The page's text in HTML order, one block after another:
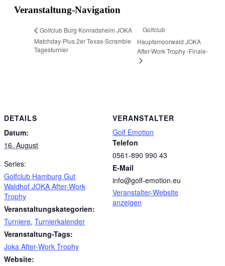
Veranstaltung-Navigation
Golfclub Burg Konradsheim JOKA
Matchday-Plus 2er Texas-Scramble
Tagesturnier
Golfclub
Hauptsmoorwald JOKA
After-Work Trophy -Finale-
DETAILS
Datum:
16. August
Series:
Golfclub Hamburg Gut
Waldhof JOKA After-Work
Trophy
Veranstaltungskategorien:
Turniere, Turnierkalender
Veranstaltung-Tags:
Joka After-Work Trophy
Website:
VERANSTALTER
Golf Emotion
Telefon
0561-890 990 43
E-Mail
info@golf-emotion.eu
Veranstalter-Website
anzeigen